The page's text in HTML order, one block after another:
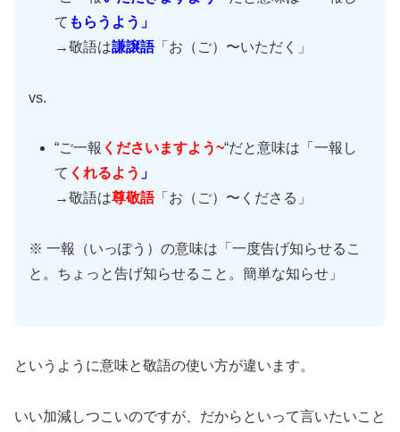
て もらうよう」
→敬語は謙譲語「お（ご）〜いただく」
vs.
“ご一報 くださいますよう~“だと意味は「一報し
て くれるよう 」
→敬語は尊敬語「お（ご）〜くださる」
※ 一報（いっぽう）の意味は「一度告げ知らせるこ
と。ちょっと告げ知らせること。簡単な知らせ」
というように意味と敬語の使い方が違います。
いい加減しつこいのですが、だからといって言いたいこと